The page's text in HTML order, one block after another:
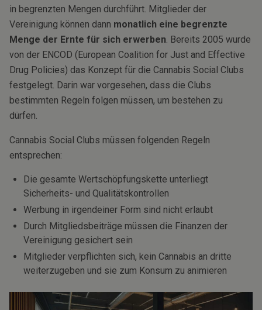
in begrenzten Mengen durchführt. Mitglieder der
Vereinigung können dann monatlich eine begrenzte
Menge der Ernte für sich erwerben. Bereits 2005 wurde
von der ENCOD (European Coalition for Just and Effective
Drug Policies) das Konzept für die Cannabis Social Clubs
festgelegt. Darin war vorgesehen, dass die Clubs
bestimmten Regeln folgen müssen, um bestehen zu
dürfen.
Cannabis Social Clubs müssen folgenden Regeln
entsprechen:
Die gesamte Wertschöpfungskette unterliegt
Sicherheits- und Qualitätskontrollen
Werbung in irgendeiner Form sind nicht erlaubt
Durch Mitgliedsbeiträge müssen die Finanzen der
Vereinigung gesichert sein
Mitglieder verpflichten sich, kein Cannabis an dritte
weiterzugeben und sie zum Konsum zu animieren